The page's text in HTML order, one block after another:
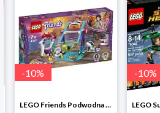
10%
LEGO Friends Podwodna Frajda w super cenie
10%